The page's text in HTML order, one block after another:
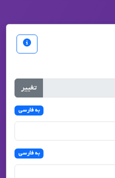
تغییر
به فارسی
به فارسی